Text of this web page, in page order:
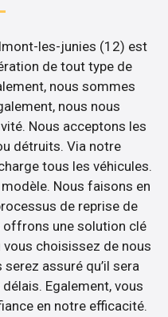
les-junies (12) est
de tout type de
nous sommes
nous nous
Nous acceptons les
détruits. Via notre
tous les véhicules.
Nous faisons en
de reprise de
offrons une solution clé
vous choisissez de nous
assuré qu’il sera
Egalement, vous
en notre efficacité.